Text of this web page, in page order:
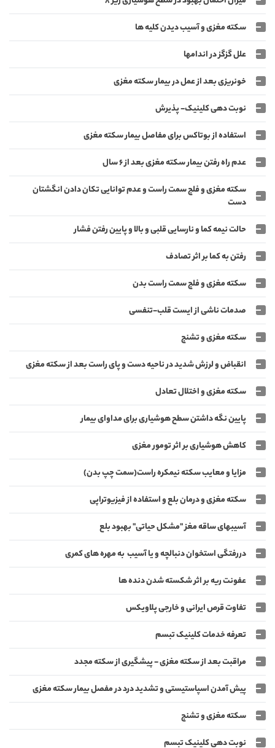
سکته مغزی و آسیب دیدن کلیه ها
علل گزگز در اندامها
خونریزی بعد از عمل در بیمار سکته مغزی
نوبت دهی کلینیک- پذیرش
استفاده از بوتاکس برای مفاصل بیمار سکته مغزی
عدم راه رفتن بیمار سکته مغزی بعد از 6 سال
سکته مغزی و فلج سمت راست و عدم توانایی تکان دادن انگشتان
دست
حالت نیمه کما و نارسایی قلبی و بالا و پایین رفتن فشار
رفتن به کما بر اثر تصادف
سکته مغزی و فلج سمت راست بدن
صدمات ناشی از ایست قلب-تنفسی
سکته مغزی و تشنج
انقباض و لرزش شدید در ناحیه دست و پای راست بعد از سکته مغزی
سکته مغزی و اختلال تعادل
پایین نگه داشتن سطح هوشیاری برای مداوای بیمار
کاهش هوشیاری بر اثر تومور مغزی
مزایا و معایب سکته نیمکره راست(سمت چپ بدن)
سکته مغزی و درمان بلع و استفاده از فیزیوتراپی
آسیبهای ساقه مغز "مشکل حیاتی" بهبود بلع
دررفتگی استخوان دنبالچه و یا آسیب به مهره های کمری
عفونت ریه بر اثر شکسته شدن دنده ها
تفاوت قرص ایرانی و خارجی پلاویکس
تعرفه خدمات کلینیک تبسم
مراقبت بعد از سکته مغزی - پیشگیری از سکته مجدد
پیش آمدن اسپاستیستی و تشدید درد در مفصل بیمار سکته مغزی
سکته مغزی و تشنج
نوبت دهی کلینیک تبسم